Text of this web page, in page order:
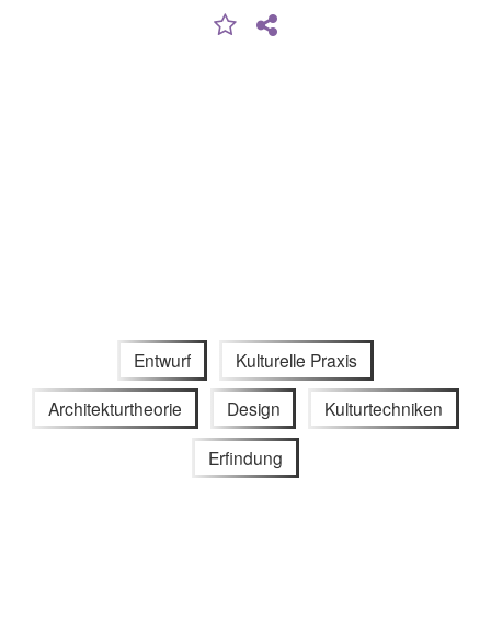
Entwurf Kulturelle Praxis
Architekturtheorie Design Kulturtechniken
Erfindung